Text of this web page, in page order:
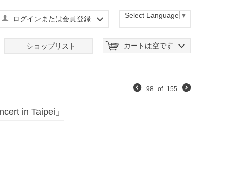
Select Language ▼
ログインまたは会員登録
カートは空です
ショップリスト
98 of 155
in Taipei」